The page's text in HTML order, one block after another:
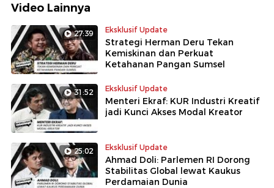
menggunakan rekening secara aman.
Video Lainnya
27:39 Eksklusif Update
Strategi Herman Deru Tekan
Kemiskinan dan Perkuat
Ketahanan Pangan Sumsel
31:52 Eksklusif Update
Menteri Ekraf: KUR Industri Kreatif
jadi Kunci Akses Modal Kreator
25:02 Eksklusif Update
Ahmad Doli: Parlemen RI Dorong
Stabilitas Global lewat Kaukus
Perdamaian Dunia